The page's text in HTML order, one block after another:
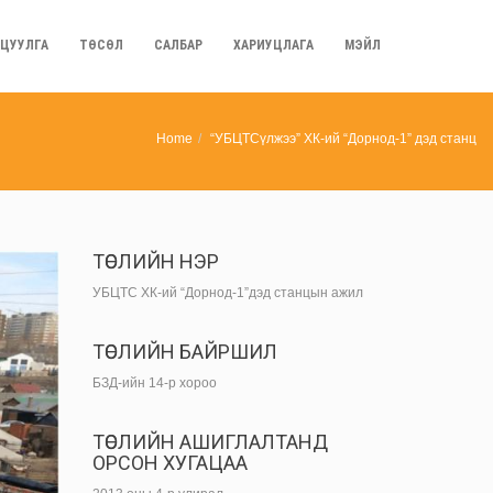
ТӨСӨЛ САЛБАР ХАРИУЦЛАГА МЭЙЛ
Home “УБЦТСүлжээ” ХК-ий “Дорнод-1” дэд станц
ТӨСЛИЙН НЭР
УБЦТС ХК-ий “Дорнод-1”дэд станцын ажил
ТӨСЛИЙН БАЙРШИЛ
БЗД-ийн 14-р хороо
ТӨСЛИЙН АШИГЛАЛТАНД
ОРСОН ХУГАЦАА